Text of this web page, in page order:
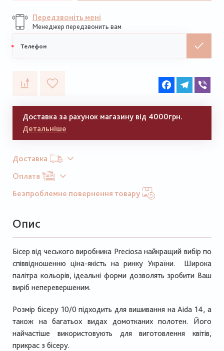
Передзвоніть мені
Менеджер передзвонить вам
телефон
FacebookTelegram
Доставка за рахунок магазину від 4000грн.
Детальніше
Доставка
Оплата
Безпроблемне повернення товару
Опис
Бісер від чеського виробника Preciosa найкращий вибір по
співвідношенню ціна-якість на ринку України. Широка
палітра кольорів, ідеальні форми дозволять зробити Ваш
виріб неперевершеним.
Розмір бісеру 10/0 підходить для вишивання на Aida 14, а
також на багатьох видах домотканих полотен. Його
найчастіше використовують для виготовлення квітів,
прикрас з бісеру.